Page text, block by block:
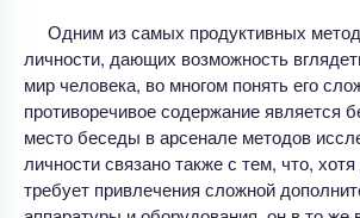
Одним из самых продуктивных
личности, дающих возможность
мир человека, во многом понять его
противоречивое содержание является
место беседы в арсенале методов
личности связано также с тем, что,
требует привлечения сложной